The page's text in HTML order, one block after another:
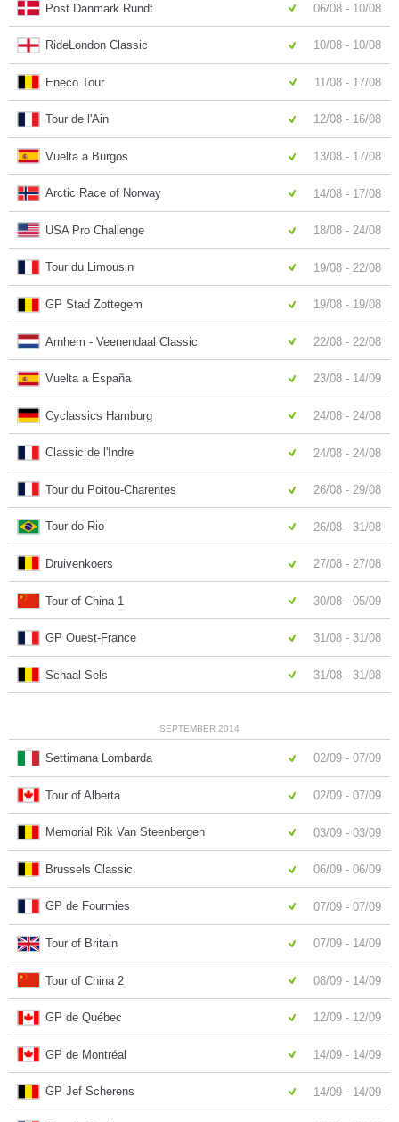
Post Danmark Rundt 06/08 - 10/08
RideLondon Classic 10/08 - 10/08
Eneco Tour 11/08 - 17/08
Tour de l'Ain 12/08 - 16/08
Vuelta a Burgos 13/08 - 17/08
Arctic Race of Norway 14/08 - 17/08
USA Pro Challenge 18/08 - 24/08
Tour du Limousin 19/08 - 22/08
GP Stad Zottegem 19/08 - 19/08
Arnhem - Veenendaal Classic 22/08 - 22/08
Vuelta a España 23/08 - 14/09
Cyclassics Hamburg 24/08 - 24/08
Classic de l'Indre 24/08 - 24/08
Tour du Poitou-Charentes 26/08 - 29/08
Tour do Rio 26/08 - 31/08
Druivenkoers 27/08 - 27/08
Tour of China 1 30/08 - 05/09
GP Ouest-France 31/08 - 31/08
Schaal Sels 31/08 - 31/08
SEPTEMBER 2014
Settimana Lombarda 02/09 - 07/09
Tour of Alberta 02/09 - 07/09
Memorial Rik Van Steenbergen 03/09 - 03/09
Brussels Classic 06/09 - 06/09
GP de Fourmies 07/09 - 07/09
Tour of Britain 07/09 - 14/09
Tour of China 2 08/09 - 14/09
GP de Québec 12/09 - 12/09
GP de Montréal 14/09 - 14/09
GP Jef Scherens 14/09 - 14/09